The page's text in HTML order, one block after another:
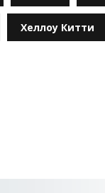
Хеллоу Китти